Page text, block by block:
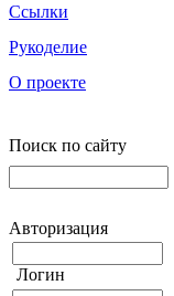
Ссылки
Рукоделие
О проекте
Поиск по сайту
Авторизация
Логин